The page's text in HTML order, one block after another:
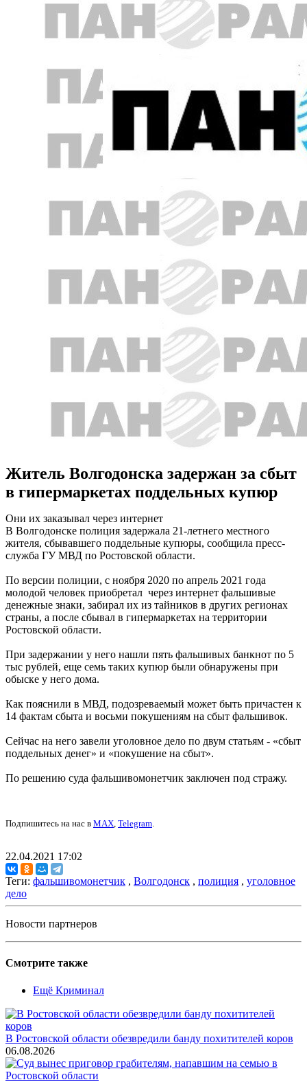
Житель Волгодонска задержан за сбыт
в гипермаркетах поддельных купюр
Они их заказывал через интернет
В Волгодонске полиция задержала 21-летнего местного
жителя, сбывавшего поддельные купюры, сообщила пресс-
служба ГУ МВД по Ростовской области.
По версии полиции, с ноября 2020 по апрель 2021 года
молодой человек приобретал через интернет фальшивые
денежные знаки, забирал их из тайников в других регионах
страны, а после сбывал в гипермаркетах на территории
Ростовской области.
При задержании у него нашли пять фальшивых банкнот по 5
тыс рублей, еще семь таких купюр были обнаружены при
обыске у него дома.
Как пояснили в МВД, подозреваемый может быть причастен к
14 фактам сбыта и восьми покушениям на сбыт фальшивок.
Сейчас на него завели уголовное дело по двум статьям - «сбыт
поддельных денег» и «покушение на сбыт».
По решению суда фальшивомонетчик заключен под стражу.
Подпишитесь на нас в MAX, Telegram.
22.04.2021 17:02
Теги: фальшивомонетчик , Волгодонск , полиция , уголовное
дело
Новости партнеров
Смотрите также
Ещё Криминал
В Ростовской области обезвредили банду похитителей коров
06.08.2026